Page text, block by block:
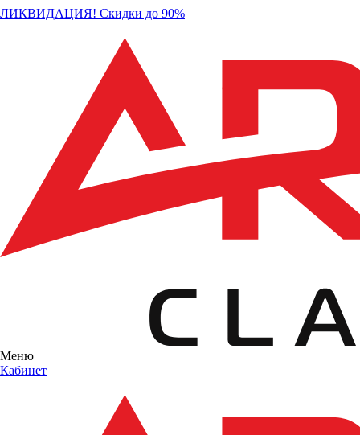
ЛИКВИДАЦИЯ! Скидки до 90%
Меню
Кабинет